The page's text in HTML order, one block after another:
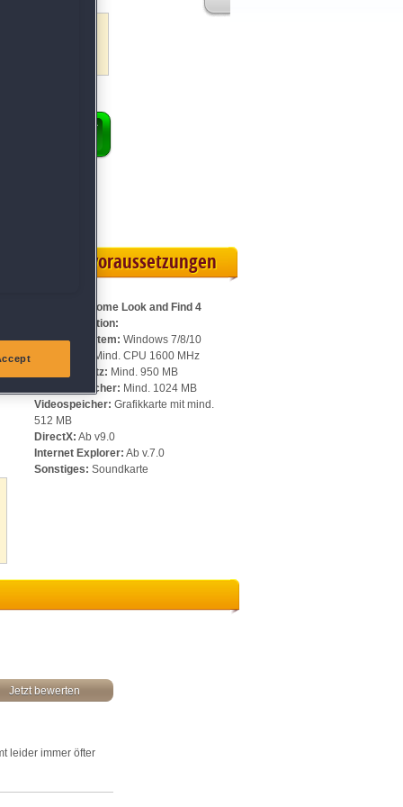
Systemvoraussetzungen
Für Sweet Home Look and Find 4
Sammleredition:
Betriebssystem: Windows 7/8/10
Mind. CPU 1600 MHz
Speicherplatz: Mind. 950 MB
Arbeitsspeicher: Mind. 1024 MB
Videospeicher: Grafikkarte mit mind.
512 MB
DirectX: Ab v9.0
Internet Explorer: Ab v.7.0
Sonstiges: Soundkarte
Jetzt bewerten
leider immer öfter